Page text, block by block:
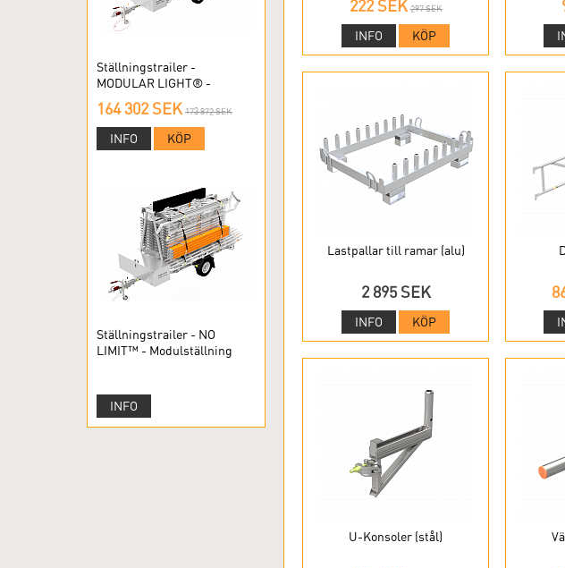
Ställningstrailer -
MODULAR LIGHT® -
Modulställning
164 302 SEK 173 872 SEK
INFO KÖP
Ställningstrailer - NO
LIMIT™ - Modulställning
INFO
222 SEK 297 SEK
INFO KÖP
Lastpallar till ramar (alu)
2 895 SEK
INFO KÖP
U-Konsoler (stål)